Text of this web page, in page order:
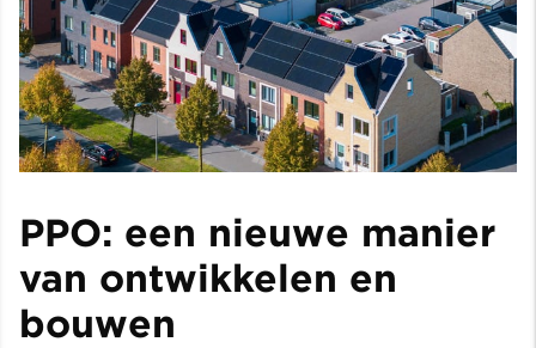
PPO: een nieuwe manier
van ontwikkelen en
bouwen